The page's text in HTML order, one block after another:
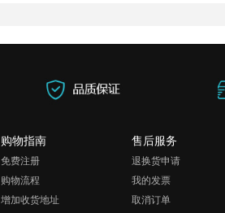
购物指南
免费注册
购物流程
增加收货地址
售后服务
退换货申请
我的发票
取消订单